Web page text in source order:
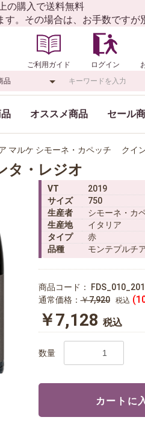
の購入で送料無料
。その場合は、お手数ですが
ご利用ガイド ログイン
オススメ商品 セール
マルケ シモーネ・カペッチ クイ
・レジオ
VT
2019
サイズ
750
生産者
シモーネ・カ
生産地
イタリア
タイプ
赤
品種
モンテプルチ
商品コード：
通常価格：￥7,920 税込
￥7,128 税込
数量
カートに